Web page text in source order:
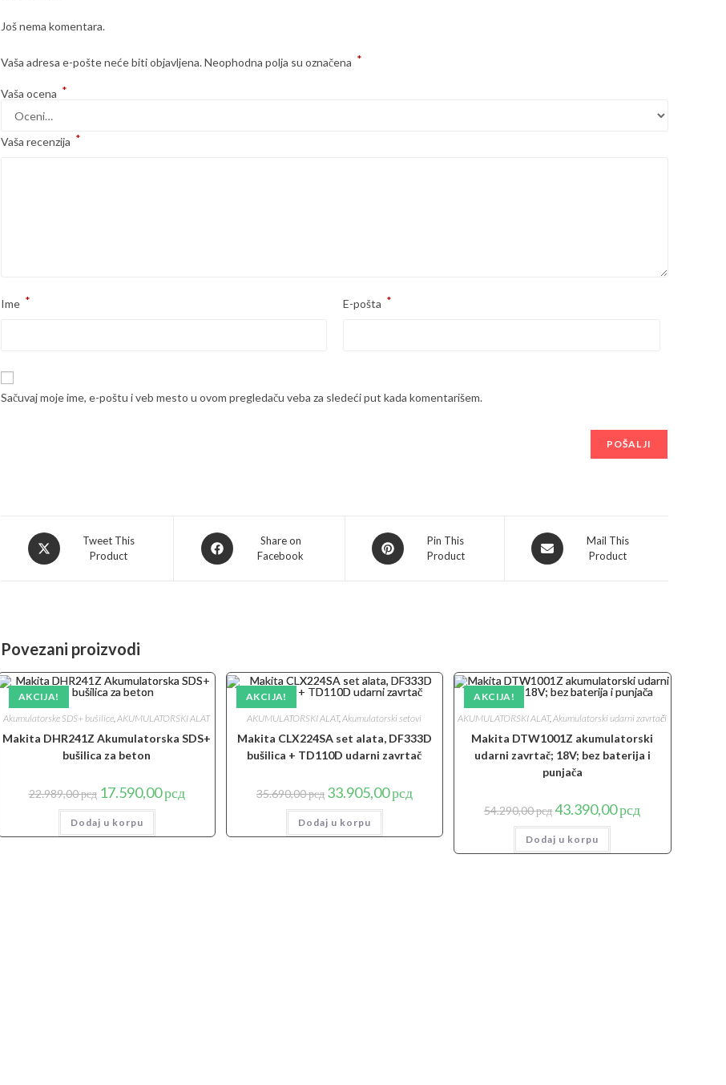
Još nema komentara.
Vaša adresa e-pošte neće biti objavljena.Neophodna polja su označena *
Vaša ocena *
Vaša recenzija *
Ime * E-pošta *
Sačuvaj moje ime, e-poštu i veb mesto u ovom pregledaču veba za sledeći put kada komentarišem.
Opens
in
Tweet This
Product
Opens
in
Share on
Facebook
Opens
in
Pin This
Product
Opens
in
Mail This
Product
Povezani proizvodi
AKCIJA!
Akumulatorske SDS+ bušilice,AKUMULATORSKI ALAT
Makita DHR241Z Akumulatorska SDS+
bušilica za beton
22.989,00рсд Originalna
cena
je
bila:
22.989,00 рсд.
17.590,00рсдTrenutna
cena
Dodaj u korpu
AKCIJA!
AKUMULATORSKI ALAT,Akumulatorski setovi
Makita CLX224SA set alata, DF333D
bušilica + TD110D udarni zavrtač
35.690,00рсд Originalna
cena
je
bila:
35.690,00 рсд.
33.905,00рсдTrenutna
cena
Dodaj u korpu
AKCIJA!
AKUMULATORSKI ALAT,Akumulatorski udarni zavrtači
Makita DTW1001Z akumulatorski
udarni zavrtač; 18V; bez baterija i
punjača
54.290,00рсд Originalna
cena
je
bila:
54.290,00 рсд.
43.390,00рсдTrenutna
cena
Dodaj u korpu